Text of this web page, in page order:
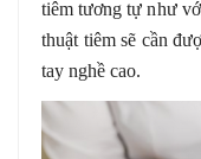
tiêm tương tự như
thuật tiêm sẽ cần
tay nghề cao.